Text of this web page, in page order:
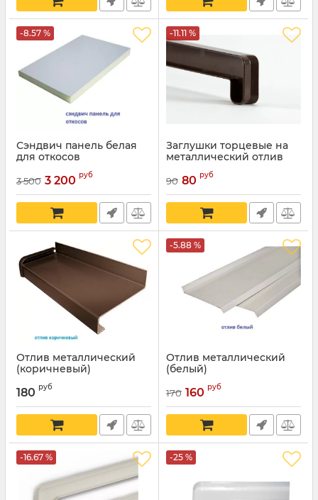
-8.57 %
Сэндвич панель белая
для откосов
3 500 3 200 руб
-11.11 %
Заглушки торцевые на
металлический отлив
90 80 руб
Отлив металлический
(коричневый)
180 руб
-5.88 %
Отлив металлический
(белый)
170 160 руб
-16.67 % -25 %